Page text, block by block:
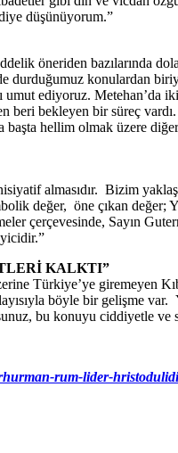
düşünüyorum.”
öneriden bazılarında
durduğumuz konulardan
umut ediyoruz.
beri bekleyen bir süreç
başta hellim olmak üzere
almasıdır. Bizim
değer, öne çıkan
çerçevesinde, Sayın
KALKTI”
Türkiye’ye
böyle bir gelişme
bu konuyu ciddiyetle
rum-lider-